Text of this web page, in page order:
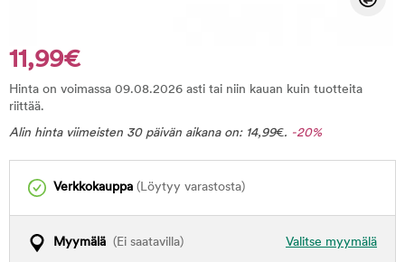
11,99€
Hinta on voimassa 09.08.2026 asti tai niin kauan kuin tuotteita
riittää.
Alin hinta viimeisten 30 päivän aikana on: 14,99€. -20%
Verkkokauppa (Löytyy varastosta)
Valitse myymälä
Myymälä (Ei saatavilla)